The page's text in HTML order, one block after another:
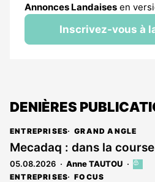
Annonces Landaises en
Inscrivez-vous à
DENIÈRES
ENTREPRISES GRAND ANGLE
Mecadaq : dans la
05.08.2026 Anne TAUTOU
Cet
ENTREPRISES FOCUS